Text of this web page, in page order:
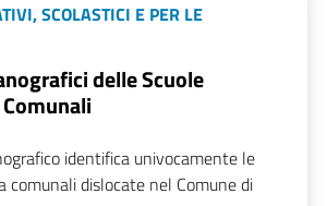
SCOLASTICI E PER LE
delle Scuole
identifica univocamente le
comunali dislocate nel Comune di